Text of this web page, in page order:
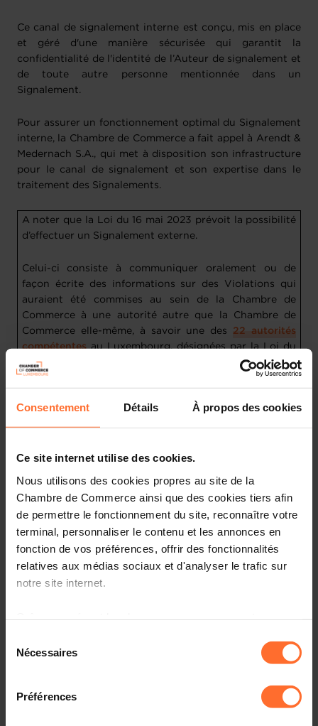
Consentement Détails À propos des cookies
Ce site internet utilise des cookies.
Nous utilisons des cookies propres au site de la
Chambre de Commerce ainsi que des cookies tiers afin
de permettre le fonctionnement du site, reconnaître votre
terminal, personnaliser le contenu et les annonces en
fonction de vos préférences, offrir des fonctionnalités
relatives aux médias sociaux et d'analyser le trafic sur
notre site internet.
à l’exception des cookies strictement nécessaires au
fonctionnement du site. Une description des différents
cookies est accessible sous l’onglet « Détails » ci-
dessus.
Nécessaires
Préférences
Ce canal de signalement interne est conçu, mis en place
et géré d'une manière sécurisée qui garantit la
confidentialité de l'identité de l’Auteur de signalement et
de toute autre personne mentionnée dans un
Signalement.
Pour assurer un fonctionnement optimal du Signalement
interne, la Chambre de Commerce a fait appel à Arendt &
Medernach S.A., qui met à disposition son infrastructure
pour le canal de signalement et son expertise dans le
traitement des Signalements.
A noter que la Loi du 16 mai 2023 prévoit la possibilité
d’effectuer un Signalement externe.
Celui-ci consiste à communiquer oralement ou de
façon écrite des informations sur des Violations qui
auraient été commises au sein de la Chambre de
Commerce à une autorité autre que la Chambre de
Commerce elle-même, à savoir une des 22 autorités
compétentesau Luxembourg, désignées par la Loi du
16 mai 2023.
signalement concernant des Violations sont
encouragés à privilégier le canal de signalement
de la manière la plus rapide et la plus efficace
Le Signalement interne peut être effectué
possible après la survenance de la Violation ou la prise
de connaissance de la Violation ou de la Violation
potentielle:
soit par voie postale : Arendt & Medernach S.A. c/o